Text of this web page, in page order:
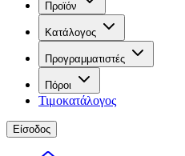
Προϊόν
Κατάλογος
Προγραμματιστές
Πόροι
Τιμοκατάλογος
Είσοδος